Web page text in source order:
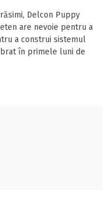
Delcon Puppy
are nevoie pentru a
a construi sistemul
în primele luni de